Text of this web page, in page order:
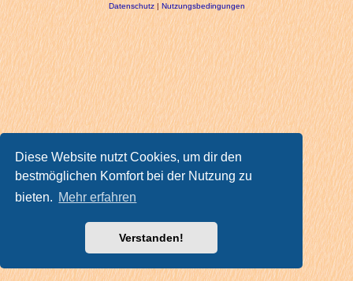
Diese Website nutzt Cookies, um dir den
bestmöglichen Komfort bei der Nutzung zu
bieten. Mehr erfahren
Verstanden!
Datenschutz|Nutzungsbedingungen